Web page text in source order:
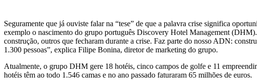
Seguramente que já ouviste falar na “tese” de que a palavra crise significa
exemplo o nascimento do grupo português Discovery Hotel Management
construção, outros que fecharam durante a crise. Faz parte do nosso ADN:
1.300 pessoas”, explica Filipe Bonina, diretor de marketing do grupo.
Atualmente, o grupo DHM gere 18 hotéis, cinco campos de golfe e 11
hotéis têm ao todo 1.546 camas e no ano passado faturaram 65 milhões de euros.